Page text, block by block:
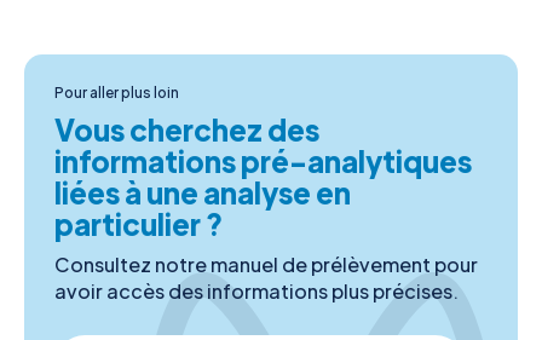
Pour aller plus loin
Vous cherchez des
informations pré-analytiques
liées à une analyse en
particulier ?
Consultez notre manuel de prélèvement pour
avoir accès des informations plus précises.